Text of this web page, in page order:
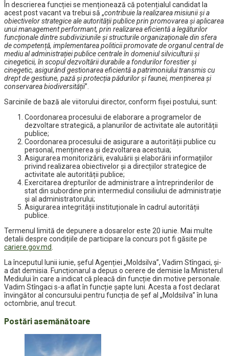
În descrierea funcției se menționează că potențialul candidat la
acest post vacant va trebui să „contribuie la realizarea misiunii și a
obiectivelor strategice ale autorității publice prin promovarea și aplicarea
unui management performant, prin realizarea eficientă a legăturilor
funcționale dintre subdiviziunile și structurile organizaționale din sfera
de competență, implementarea politicii promovate de organul central de
mediu al administrației publice centrale în domeniul silviculturii și
cinegeticii, în scopul dezvoltării durabile a fondurilor forestier și
cinegetic, asigurând gestionarea eficientă a patrimoniului transmis cu
drept de gestiune, pază și protecția pădurilor și faunei, menținerea și
conservarea biodiversității”.
Sarcinile de bază ale viitorului director, conform fişei postului, sunt:
Coordonarea procesului de elaborare a programelor de
dezvoltare strategică, a planurilor de activitate ale autorității
publice;
Coordonarea procesului de asigurare a autorității publice cu
personal, menținerea și dezvoltarea acestuia;
Asigurarea monitorizării, evaluării și elaborării informațiilor
privind realizarea obiectivelor și a direcțiilor strategice de
activitate ale autorității publice;
Exercitarea drepturilor de administrare a întreprinderilor de
stat din subordine prin intermediul consiliului de administrație
și al administratorului;
Asigurarea integrității instituționale în cadrul autorității
publice.
Termenul limită de depunere a dosarelor este 20 iunie. Mai multe
detalii despre condițiile de participare la concurs pot fi găsite pe
cariere.gov.md
La începutul lunii iunie, șeful Agenției „Moldsilva”, Vadim Stîngaci, și-
a dat demisia. Funcționarul a depus o cerere de demisie la Ministerul
Mediului în care a indicat că pleacă din funcție din motive personale.
Vadim Stîngaci s-a aflat în funcție șapte luni. Acesta a fost declarat
învingător al concursului pentru funcția de șef al „Moldsilva” în luna
octombrie, anul trecut.
Postări asemănătoare